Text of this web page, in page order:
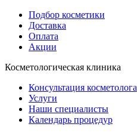
Подбор косметики
Доставка
Оплата
Акции
Косметологическая клиника
Консультация косметолога
Услуги
Наши специалисты
Календарь процедур